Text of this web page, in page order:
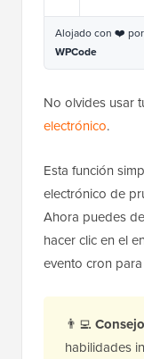
Alojado con ❤️ por
WPCode
No olvides usar
electrónico.
Esta función
electrónico de
Ahora puedes
hacer clic en el
evento cron
👨‍💻
habilidades